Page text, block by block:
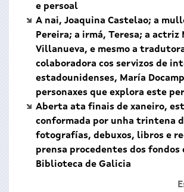
e persoal
A nai, Joaquina Castelao; a
Pereira; a irmá, Teresa; a actriz
Villanueva, e mesmo a
colaboradora cos servizos de
estadounidenses, María
personaxes que explora este
Aberta ata finais de xaneiro,
conformada por unha trintena
fotografías, debuxos, libros e
prensa procedentes dos fondos
Biblioteca de Galicia